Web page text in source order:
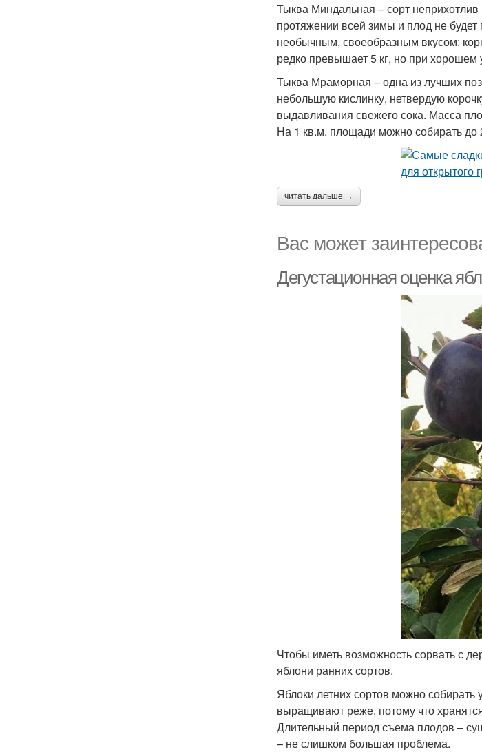
Тыква Миндальная – сорт
протяжении всей зимы и плод не
необычным, своеобразным вкусом:
редко превышает 5 кг, но при хорошем
Тыква Мраморная – одна из лучших
небольшую кислинку, нетвердую
выдавливания свежего сока. Масса
На 1 кв.м. площади можно собирать до
читать дальше →
Вас может
Дегустационная оценка
Чтобы иметь возможность сорвать с
яблони ранних сортов.
Яблоки летних сортов можно
выращивают реже, потому что
Длительный период съема плодов –
– не слишком большая проблема.